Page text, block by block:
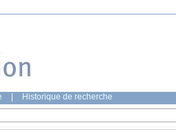
Historique de recherche